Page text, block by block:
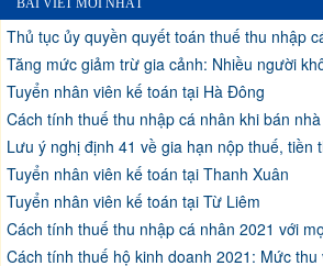
BÀI VIẾT MỚI NHẤT
Thủ tục ủy quyền quyết toán thuế thu nhập
Tăng mức giảm trừ gia cảnh: Nhiều người
Tuyển nhân viên kế toán tại Hà Đông
Cách tính thuế thu nhập cá nhân khi bán nhà
Lưu ý nghị định 41 về gia hạn nộp thuế, tiền
Tuyển nhân viên kế toán tại Thanh Xuân
Tuyển nhân viên kế toán tại Từ Liêm
Cách tính thuế thu nhập cá nhân 2021 với
Cách tính thuế hộ kinh doanh 2021: Mức